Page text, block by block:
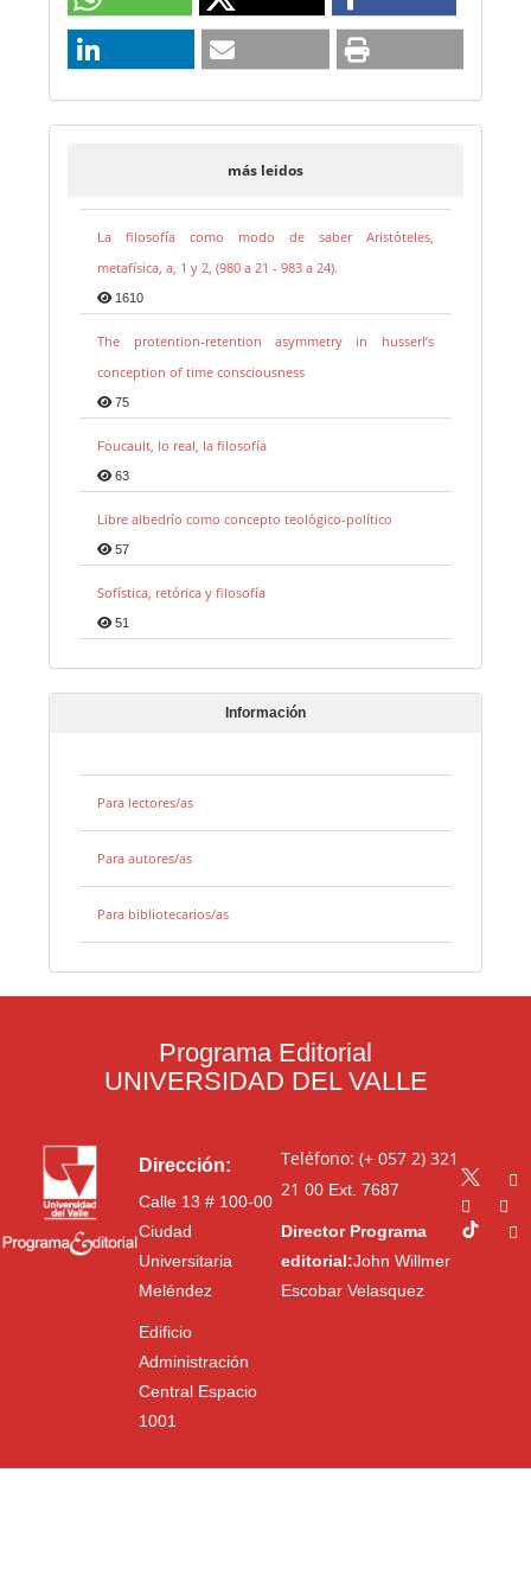
más leidos
La filosofía como modo de saber Aristóteles,
metafísica, a, 1 y 2, (980 a 21 - 983 a 24).
1610
The protention-retention asymmetry in husserl’s
conception of time consciousness
75
Foucault, lo real, la filosofía
63
Libre albedrío como concepto teológico-político
57
Sofística, retórica y filosofía
51
Información
Para lectores/as
Para autores/as
Para bibliotecarios/as
Programa Editorial
UNIVERSIDAD DEL VALLE
Dirección:
Calle 13 # 100-00
Ciudad
Universitaria
Meléndez
Edificio
Administración
Central Espacio
1001
Teléfono: (+ 057 2) 321
21 00Ext. 7687
Director Programa
editorial:John Willmer
Escobar Velasquez